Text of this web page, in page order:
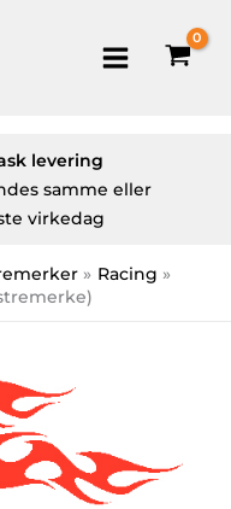
levering
samme eller
virkedag
Racing